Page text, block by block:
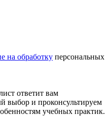
на обработку персональных
ответит вам
выбор и проконсультируем
учебных практик.